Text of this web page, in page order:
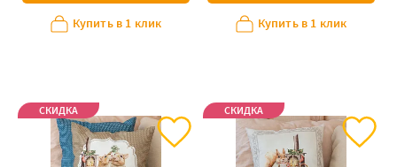
Купить в 1 клик Купить в 1 клик
СКИДКА СКИДКА